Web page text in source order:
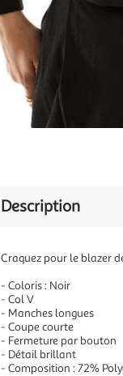
Description
Craquez pour le blazer
- Coloris : Noir
- Col V
- Manches longues
- Coupe courte
- Fermeture par bouton
- Détail brillant
- Composition : 72%